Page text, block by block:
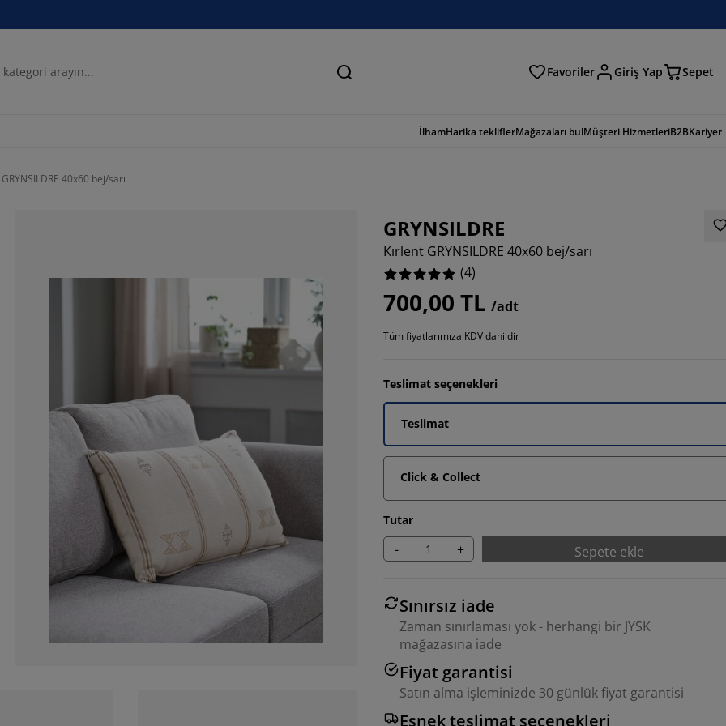
Ara Favoriler Giriş Yap Sepet
İlhamHarika tekliflerMağazaları bulMüşteri HizmetleriB2BKariyer
40x60 bej/sarı
GRYNSILDRE
Kırlent GRYNSILDRE 40x60 bej/sarı
(4)
700,00 TL /adt
Tüm fiyatlarımıza KDV dahildir
Teslimat seçenekleri
Teslimat
Click & Collect
Tutar
- + Sepete ekle
Sınırsız iade
Zaman sınırlaması yok - herhangi bir JYSK
mağazasına iade
Fiyat garantisi
Satın alma işleminizde 30 günlük fiyat garantisi
Esnek teslimat seçenekleri
100%